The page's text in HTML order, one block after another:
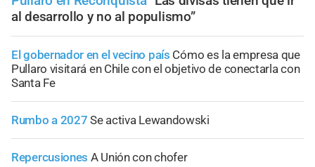
al desarrollo y no al populismo”
El gobernador en el vecino país Cómo es la empresa que
Pullaro visitará en Chile con el objetivo de conectarla con
Santa Fe
Rumbo a 2027 Se activa Lewandowski
Repercusiones A Unión con chofer